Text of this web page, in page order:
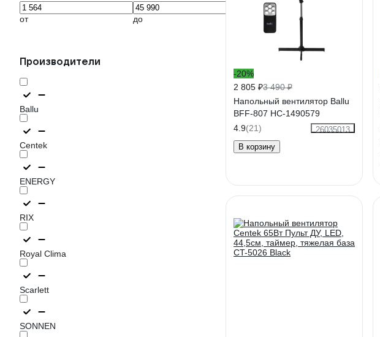
от до
Производители
Ballu
Centek
ENERGY
RIX
Royal Clima
Scarlett
SONNEN
-20%
2 805 ₽3 490 ₽
Напольный вентилятор Ballu
BFF-807 НС-1490579
4.9(21)
26035013
В корзину